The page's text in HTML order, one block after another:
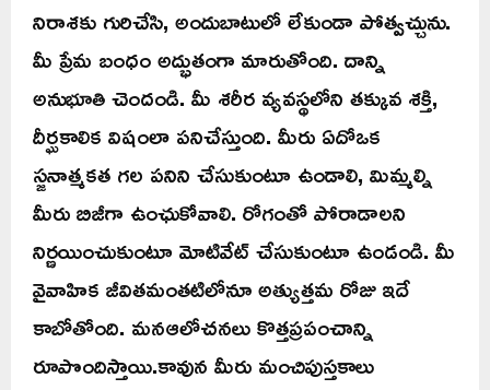
నిరాశకు గురిచేసి, అందుబాటులో లేకుండా పోత్వచ్చును.
మీ ప్రేమ బంధం అద్భుతంగా మారుతోంది. దాన్ని
అనుభూతి చెందండి. మీ శరీర వ్యవస్థలోని తక్కువ శక్తి,
దీర్ఘకాలిక విషంలా పనిచేస్తుంది. మీరు ఏదోఒక
స్జనాత్మకత గల పనిని చేసుకుంటూ ఉండాలి, మిమ్మల్ని
మీరు బిజీగా ఉంఛుకోవాలి. రోగంతో పోరాడాలని
నిర్ణయించుకుంటూ మోటివేట్ చేసుకుంటూ ఉండండి. మీ
వైవాహిక జీవితమంతటిలోనూ అత్యుత్తమ రోజు ఇదే
కాబోతోంది. మనఆలోచనలు కొత్తప్రపంచాన్ని
రూపొందిస్తాయి.కావున మీరు మంచిపుస్తకాలు